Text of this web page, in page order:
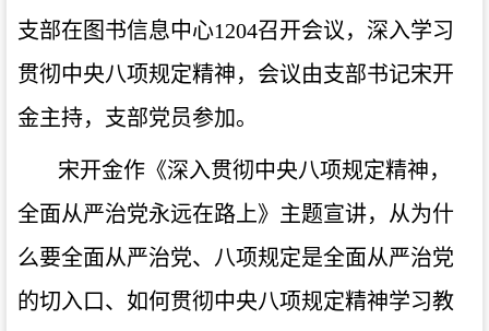
支部在图书信息中心1204召开会议 ， 深入学习
贯彻中央八项规定精神，会议由支部书记宋开
金主持，支部党员参加。
宋开金作《深入贯彻中央八项规定精神，
全面从严治党永远在路上》主题宣讲，从为什
么要全面从严治党、八项规定是全面从严治党
的切入口、如何贯彻中央八项规定精神学习教